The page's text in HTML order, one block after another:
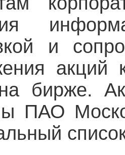
и
акций
бирже.
ПАО